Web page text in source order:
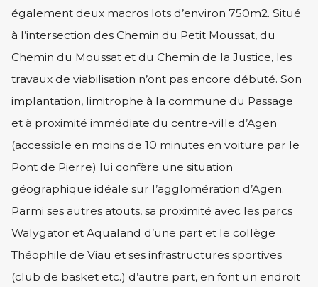
également deux macros lots d’environ 750m2. Situé
à l’intersection des Chemin du Petit Moussat, du
Chemin du Moussat et du Chemin de la Justice, les
travaux de viabilisation n’ont pas encore débuté. Son
implantation, limitrophe à la commune du Passage
et à proximité immédiate du centre-ville d’Agen
(accessible en moins de 10 minutes en voiture par le
Pont de Pierre) lui confère une situation
géographique idéale sur l’agglomération d’Agen.
Parmi ses autres atouts, sa proximité avec les parcs
Walygator et Aqualand d’une part et le collège
Théophile de Viau et ses infrastructures sportives
(club de basket etc.) d’autre part, en font un endroit